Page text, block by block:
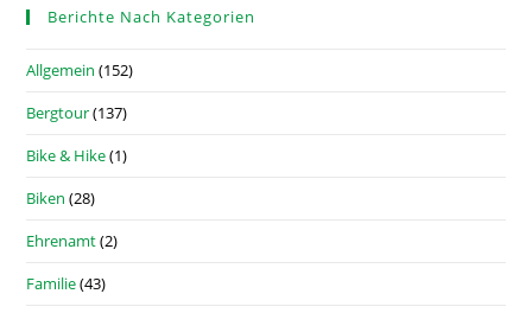
Berichte Nach Kategorien
Allgemein (152)
Bergtour(137)
Bike & Hike(1)
Biken (28)
Ehrenamt(2)
Familie(43)